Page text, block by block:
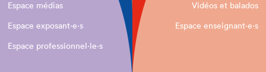
Espace médias
Vidéos et balados
Espace exposant·e⋅s
Espace enseignant·e⋅s
Espace professionnel·le⋅s